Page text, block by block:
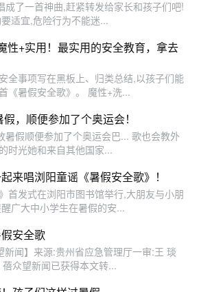
成了一首神曲,赶紧转发给家长和孩子们吧!
适宜,危险行为不能迷...
性+实用！最实用的安全教育，拿去
全事项写在黑板上、归类总结,以孩子们能
《暑假安全歌》。 魔性+洗...
假，顺便参加了个奥运会！
暑假顺便参加了个奥运会巴... 歌也会教外
时光她和来自其他国家...
来唱浏阳童谣《暑假安全歌》！
首发式在浏阳市图书馆举行,大朋友与小朋
广大中小学生在暑假的安...
安全歌
新闻】来源:贵州省应急管理厅一审:王 琰
众望新闻已获得本文转...